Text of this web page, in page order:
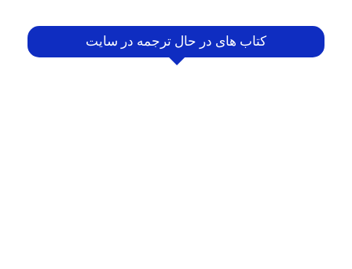
کتاب های در حال ترجمه در سایت